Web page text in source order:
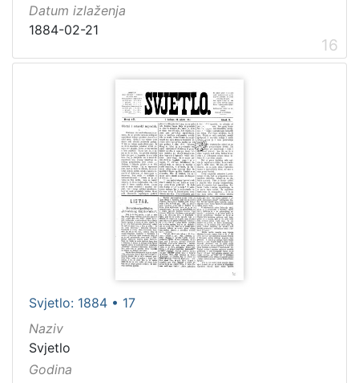
Datum izlaženja
1884-02-21
16
Svjetlo: 1884 • 17
Naziv
Svjetlo
Godina